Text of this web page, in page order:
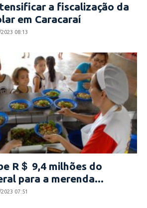
a fiscalização da
em Caracaraí
08:13
R＄ 9,4 milhões do
para a merenda...
07:51